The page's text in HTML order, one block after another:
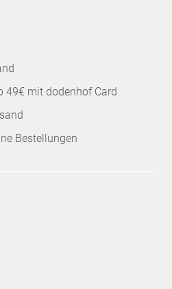
49€ mit dodenhof Card
Bestellungen